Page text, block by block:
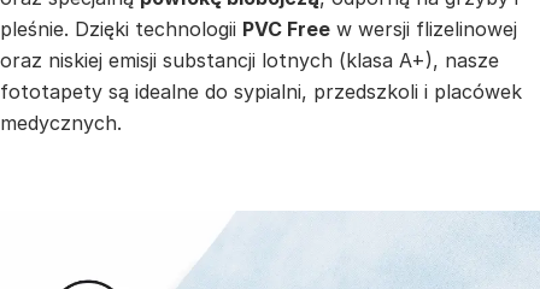
pleśnie. Dzięki technologii PVC Free w wersji flizelinowej
oraz niskiej emisji substancji lotnych (klasa A+), nasze
fototapety są idealne do sypialni, przedszkoli i placówek
medycznych.